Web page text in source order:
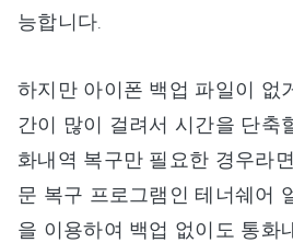
능합니다.
하지만 아이폰 백업 파일이 없
간이 많이 걸려서 시간을 단축
화내역 복구만 필요한 경우라
문 복구 프로그램인 테너쉐어
을 이용하여 백업 없이도 통화